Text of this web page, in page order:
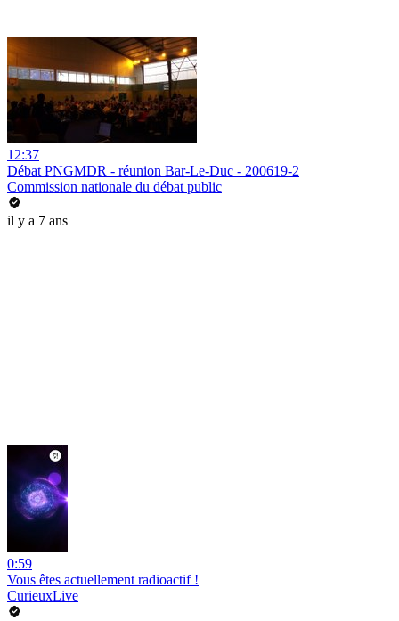
12:37
Débat PNGMDR - réunion Bar-Le-Duc - 200619-2
Commission nationale du débat public
il y a 7 ans
0:59
Vous êtes actuellement radioactif !
CurieuxLive